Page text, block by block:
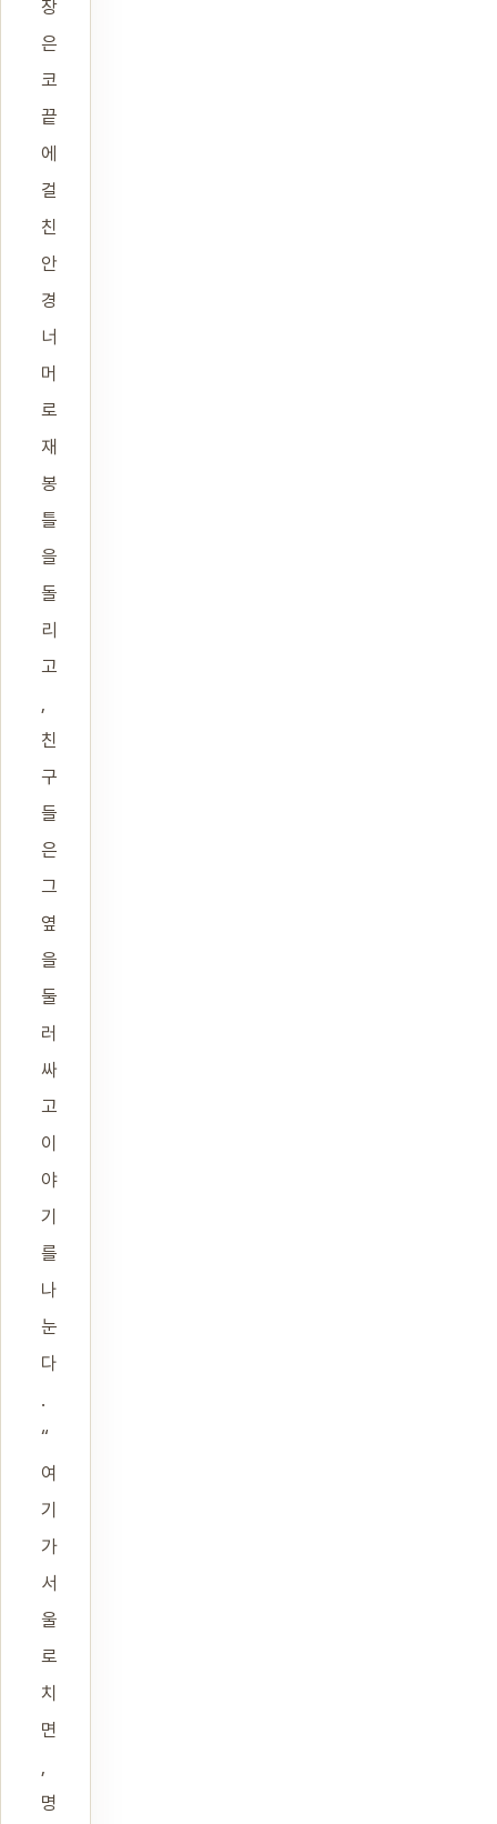
장
은
코
끝
에
걸
친
안
경
너
머
로
재
봉
틀
을
돌
리
고
,
친
구
들
은
그
옆
을
둘
러
싸
고
이
야
기
를
나
눈
다
.
“
여
기
가
서
울
로
치
면
,
명